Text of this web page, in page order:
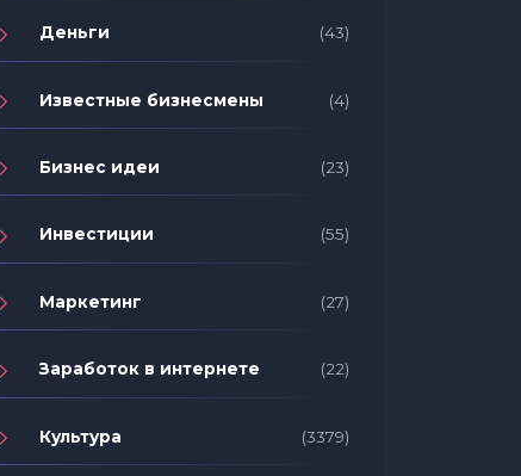
Деньги (43)
Известные бизнесмены (4)
Бизнес идеи (23)
Инвестиции (55)
Маркетинг (27)
Заработок в интернете (22)
Культура (3379)